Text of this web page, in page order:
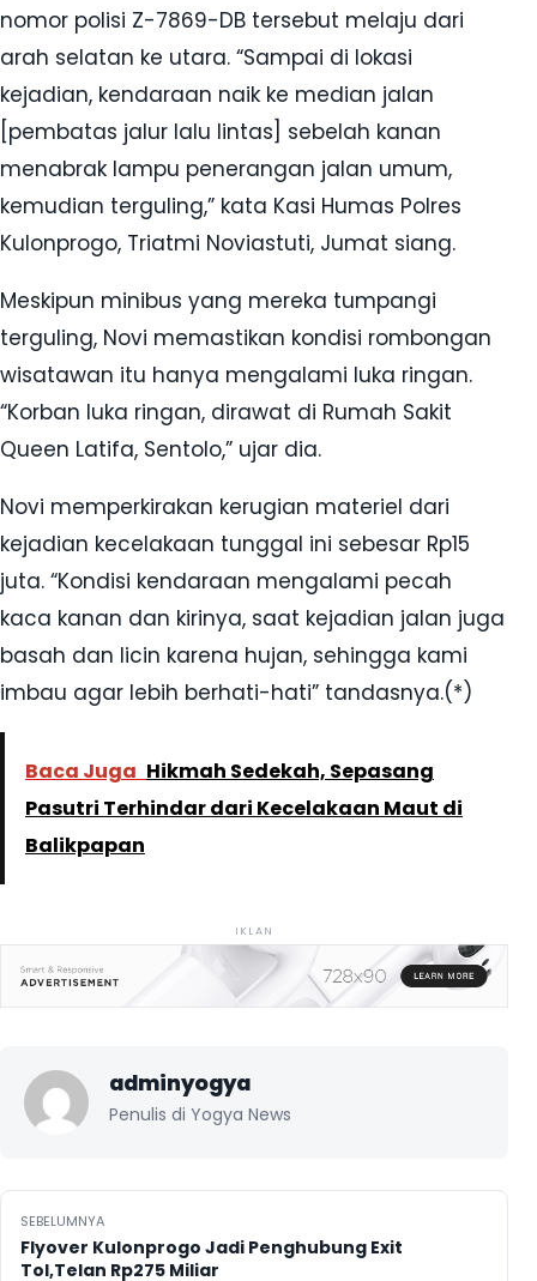
nomor polisi Z-7869-DB tersebut melaju dari
arah selatan ke utara. “Sampai di lokasi
kejadian, kendaraan naik ke median jalan
[pembatas jalur lalu lintas] sebelah kanan
menabrak lampu penerangan jalan umum,
kemudian terguling,” kata Kasi Humas Polres
Kulonprogo, Triatmi Noviastuti, Jumat siang.
Meskipun minibus yang mereka tumpangi
terguling, Novi memastikan kondisi rombongan
wisatawan itu hanya mengalami luka ringan.
“Korban luka ringan, dirawat di Rumah Sakit
Queen Latifa, Sentolo,” ujar dia.
Novi memperkirakan kerugian materiel dari
kejadian kecelakaan tunggal ini sebesar Rp15
juta. “Kondisi kendaraan mengalami pecah
kaca kanan dan kirinya, saat kejadian jalan juga
basah dan licin karena hujan, sehingga kami
imbau agar lebih berhati-hati” tandasnya.(*)
Baca Juga Hikmah Sedekah, Sepasang
Pasutri Terhindar dari Kecelakaan Maut di
Balikpapan
IKLAN
adminyogya
Penulis di Yogya News
Navigasi pos
SEBELUMNYA
Flyover Kulonprogo Jadi Penghubung Exit
Tol,Telan Rp275 Miliar